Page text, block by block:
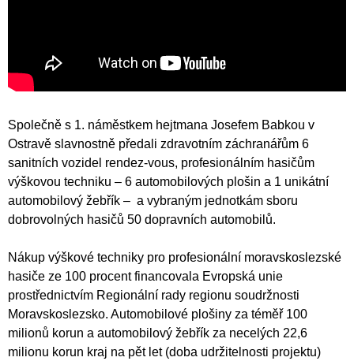
Společně s 1. náměstkem hejtmana Josefem Babkou v
Ostravě slavnostně předali zdravotním záchranářům 6
sanitních vozidel rendez-vous, profesionálním hasičům
výškovou techniku – 6 automobilových plošin a 1 unikátní
automobilový žebřík – a vybraným jednotkám sboru
dobrovolných hasičů 50 dopravních automobilů.
Nákup výškové techniky pro profesionální moravskoslezské
hasiče ze 100 procent financovala Evropská unie
prostřednictvím Regionální rady regionu soudržnosti
Moravskoslezsko. Automobilové plošiny za téměř 100
milionů korun a automobilový žebřík za necelých 22,6
milionu korun kraj na pět let (doba udržitelnosti projektu)